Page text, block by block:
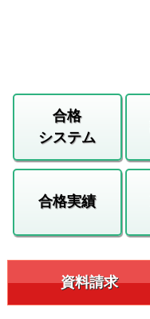
合格
システム
合格実績
資料請求